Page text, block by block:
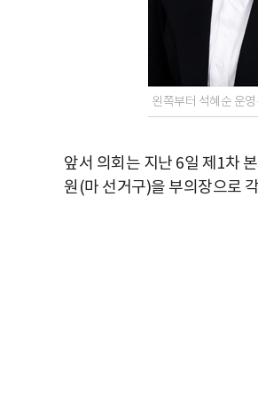
왼쪽부터 석혜순 운
앞서 의회는 지난 6일 제1차
원(마 선거구)을 부의장으로